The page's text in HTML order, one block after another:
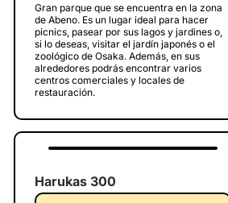
Gran parque que se encuentra en la zona
de Abeno. Es un lugar ideal para hacer
picnics, pasear por sus lagos y jardines o,
si lo deseas, visitar el jardín japonés o el
zoológico de Osaka. Además, en sus
alrededores podrás encontrar varios
centros comerciales y locales de
restauración.
Harukas 300